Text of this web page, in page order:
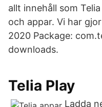
allt innehåll som
och appar. Vi har
2020 Package:
downloads.
Telia Play
Ladda